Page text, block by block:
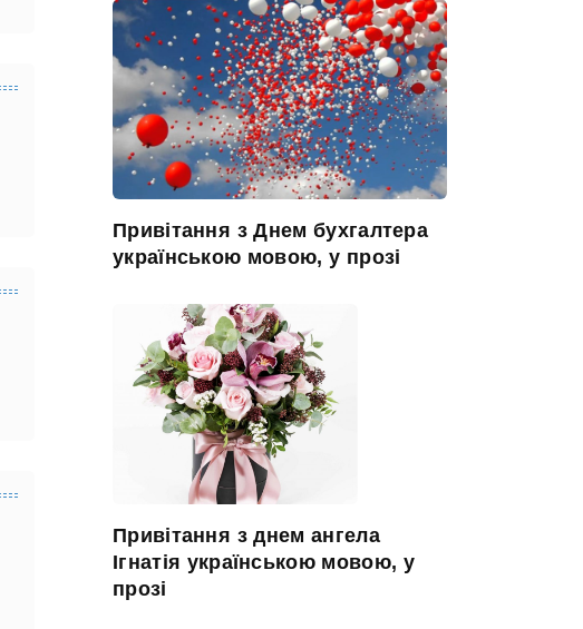
Привітання з Днем бухгалтера
українською мовою, у прозі
Привітання з днем ангела
Ігнатія українською мовою, у
прозі